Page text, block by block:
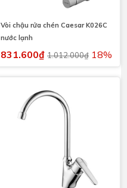
Vòi chậu rửa chén Caesar K026C
nước lạnh
831.600₫ 1.012.000₫ 18%